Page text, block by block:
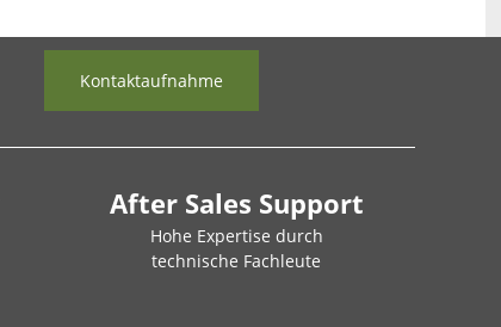
Kontaktaufnahme
After Sales Support
Hohe Expertise durch
technische Fachleute